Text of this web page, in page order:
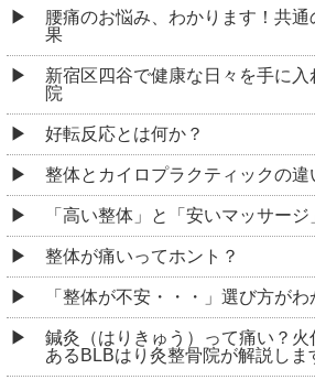
腰痛のお悩み、わかります！共
果
新宿区四谷で健康な日々を手に
院
好転反応とは何か？
整体とカイロプラクティックの違
「高い整体」と「安いマッサー
整体が痛いってホント？
「整体が不安・・・」選び方が
鍼灸（はりきゅう）って痛い？火
あるBLBはり灸整骨院が解説しま